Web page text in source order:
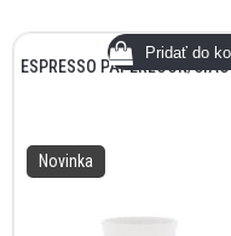
ESPRESSO PAPERLOOK/CIAO
Novinka